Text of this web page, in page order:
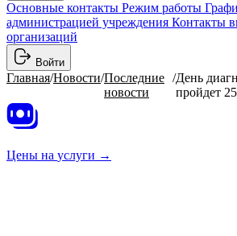
Основные контакты Режим работы
администрацией учреждения Контакты
организаций
Войти
Главная/Новости/Последние
новости
/День
пройдет
Цены на услуги →